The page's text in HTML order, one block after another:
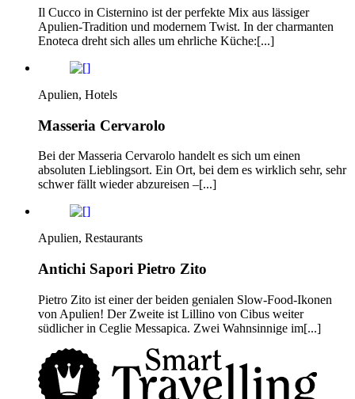
Il Cucco in Cisternino ist der perfekte Mix aus lässiger
Apulien-Tradition und modernem Twist. In der charmanten
Enoteca dreht sich alles um ehrliche Küche:[...]
Apulien, Hotels
Masseria Cervarolo
Bei der Masseria Cervarolo handelt es sich um einen
absoluten Lieblingsort. Ein Ort, bei dem es wirklich sehr, sehr
schwer fällt wieder abzureisen –[...]
Apulien, Restaurants
Antichi Sapori Pietro Zito
Pietro Zito ist einer der beiden genialen Slow-Food-Ikonen
von Apulien! Der Zweite ist Lillino von Cibus weiter
südlicher in Ceglie Messapica. Zwei Wahnsinnige im[...]